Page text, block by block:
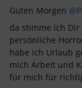
Guten Morgen
da stimme ich
persönliche
habe ich Urlaub
mich Arbeit und
für mich für